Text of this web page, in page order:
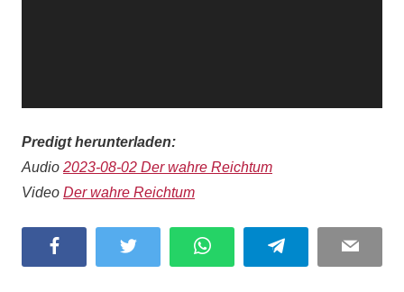
Predigt herunterladen:
Audio 2023-08-02 Der wahre Reichtum
Video Der wahre Reichtum
Facebook Twitter WhatsApp Telegram Email